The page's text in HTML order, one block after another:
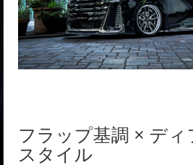
フラップ基調 × ディ
スタイル